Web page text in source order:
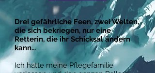
Drei gefährliche Feen, zwei Welten,
die sich bekriegen, nur eine
Retterin, die ihr Schicksal ändern
kann...
Ich hatte meine Pflegefamilie